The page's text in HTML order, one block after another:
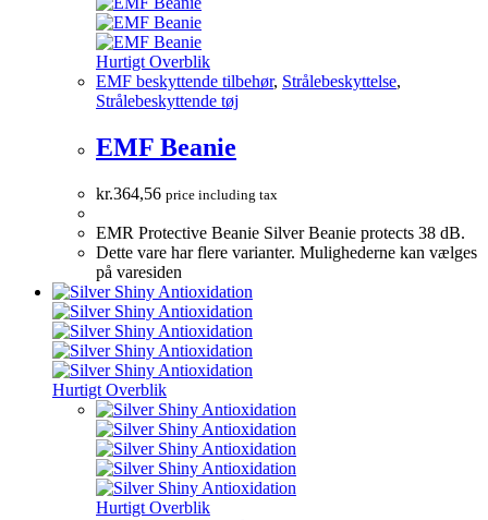
Hurtigt Overblik
EMF beskyttende tilbehør, Strålebeskyttelse,
Strålebeskyttende tøj
EMF Beanie
kr.364,56 price including tax
EMR Protective Beanie Silver Beanie protects 38 dB.
Dette vare har flere varianter. Mulighederne kan vælges
på varesiden
Hurtigt Overblik
Hurtigt Overblik